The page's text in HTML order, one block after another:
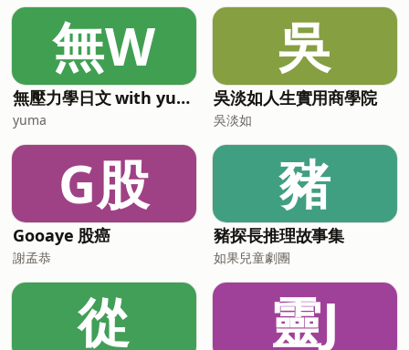
（壞槓桿）：買名車帶來的雙重打擊
08:26 認識生產性負債（好槓桿）：借錢
投資 0050 或 QQQ 的利差思維 10:35 富
人與一般
無W
無壓力學日文 with yuma
yuma
吳
吳淡如人生實用商學院
吳淡如
G股
Gooaye 股癌
謝孟恭
豬
豬探長推理故事集
如果兒童劇團
從 靈J